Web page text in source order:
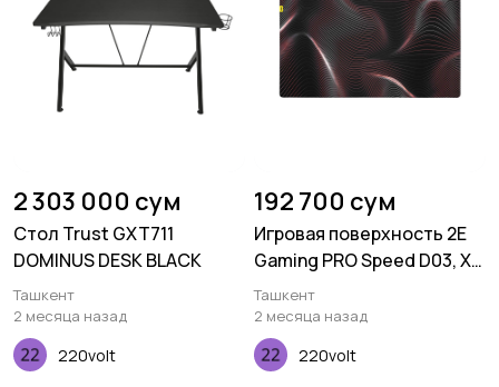
2 303 000 сум
Стол Trust GXT711
DOMINUS DESK BLACK
Ташкент
2 месяца назад
220volt
192 700 сум
Игровая поверхность 2E
Gaming PRO Speed D03, XL
(800x450x3мм),
многоцветный
Ташкент
2 месяца назад
220volt